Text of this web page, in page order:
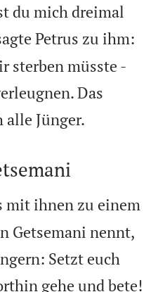
du mich dreimal
Petrus zu ihm:
sterben müsste -
Das
alle Jünger.
mit ihnen zu einem
Getsemani nennt,
Setzt euch
gehe und bete!